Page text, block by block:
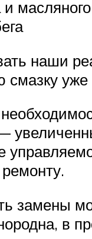
наши
смазку
замены
в